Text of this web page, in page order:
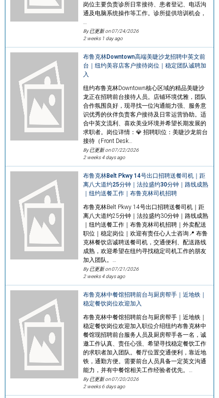
岗位主要负责诊所日常接待、患者登记、电话沟
通及电脑系统操作等工作。诊所提供培训机会，
By 已更新 on07/24/2026
2 weeks 1 day ago
布鲁克林Downtown高端美睫沙龙招聘中英文前
台｜纽约美容店客户接待岗位｜稳定团队诚聘加
入
纽约布鲁克林Downtown核心区域的精品美睫沙
龙正在招聘前台接待人员。店铺环境优雅，团队
合作氛围良好，现寻找一位沟通能力强、服务意
识优秀的伙伴负责客户接待及日常运营协助。适
合中英文流利、喜欢美业环境并希望长期发展的
求职者。岗位详情：💎 招聘职位：美睫沙龙前台
接待（Front Desk…
By 已更新 on07/22/2026
2 weeks 4 days ago
布鲁克林Belt Pkwy 14号出口招聘送餐司机｜距
离八大道约25分钟｜法拉盛约30分钟｜路线成熟
｜纽约送餐工作｜布鲁克林司机招聘
布鲁克林Belt Pkwy 14号出口招聘送餐司机｜距
离八大道约25分钟｜法拉盛约30分钟｜路线成熟
｜纽约送餐工作｜布鲁克林司机招聘｜外卖配送
职位｜稳定岗位｜欢迎有责任心人士咨询📍 布鲁
克林餐饮店诚聘送餐司机，交通便利、配送路线
成熟，欢迎希望在纽约寻找稳定司机工作的朋友
加入团队。…
By 已更新 on07/21/2026
2 weeks 4 days ago
布鲁克林中餐馆招聘前台与厨房帮手｜近地铁｜
稳定餐饮岗位欢迎加入
布鲁克林中餐馆招聘前台与厨房帮手｜近地铁｜
稳定餐饮岗位欢迎加入职位介绍纽约布鲁克林中
餐馆现招聘前台服务人员及厨房帮手各一名，诚
邀工作认真、责任心强、希望寻找稳定餐饮工作
的求职者加入团队。餐厅位置交通便利，靠近地
铁，通勤方便。需要前台人员具备一定英文沟通
能力，并有中餐馆相关工作经验者优先。…
By 已更新 on07/20/2026
2 weeks 6 days ago